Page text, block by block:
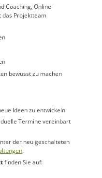
Coaching, Online-
das Projektteam
bewusst zu machen
Ideen zu entwickeln
Termine vereinbart
der neu geschalteten
.
finden Sie auf: